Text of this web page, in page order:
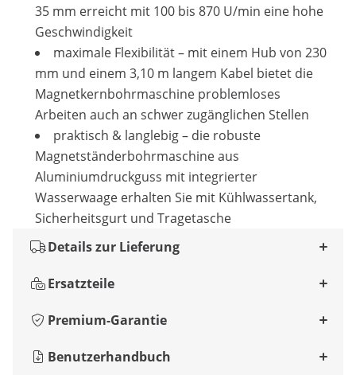
35 mm erreicht mit 100 bis 870 U/min eine hohe
Geschwindigkeit
maximale Flexibilität – mit einem Hub von 230
mm und einem 3,10 m langem Kabel bietet die
Magnetkernbohrmaschine problemloses
Arbeiten auch an schwer zugänglichen Stellen
praktisch & langlebig – die robuste
Magnetständerbohrmaschine aus
Aluminiumdruckguss mit integrierter
Wasserwaage erhalten Sie mit Kühlwassertank,
Sicherheitsgurt und Tragetasche
Details zur Lieferung
Ersatzteile
Premium-Garantie
Benutzerhandbuch